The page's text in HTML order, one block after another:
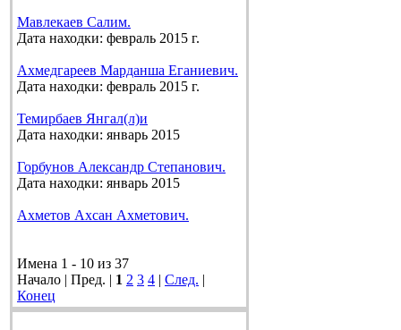
Мавлекаев Салим.
Дата находки: февраль 2015 г.
Ахмедгареев Марданша Еганиевич.
Дата находки: февраль 2015 г.
Темирбаев Янгал(л)и
Дата находки: январь 2015
Горбунов Александр Степанович.
Дата находки: январь 2015
Ахметов Ахсан Ахметович.
Имена 1 - 10 из 37
Начало | Пред. | 1 2 3 4 | След. |
Конец